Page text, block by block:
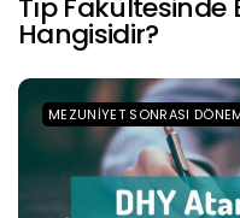
Hangisidir?
MEZUNIYET SONRASI